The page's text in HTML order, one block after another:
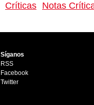
Críticas Notas
Síganos
RSS
Facebook
Twitter